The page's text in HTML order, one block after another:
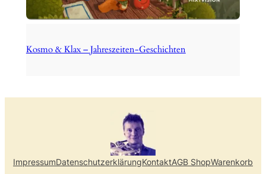
Kosmo & Klax – Jahreszeiten-Geschichten
ImpressumDatenschutzerklärungKontaktAGB ShopWarenkorb